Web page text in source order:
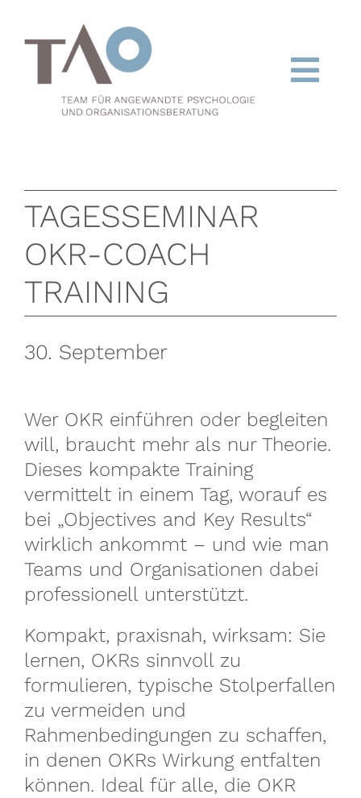
Inhalt
springen
Coaching/Supervision
TAO-Dialoge
Team
Termine
Fachbeiträge
TAGESSEMINAR
OKR-COACH
TRAINING
30. September
Wer OKR einführen oder begleiten
will, braucht mehr als nur Theorie.
Dieses kompakte Training
vermittelt in einem Tag, worauf es
bei „Objectives and Key Results“
wirklich ankommt – und wie man
Teams und Organisationen dabei
professionell unterstützt.
Kompakt, praxisnah, wirksam: Sie
lernen, OKRs sinnvoll zu
formulieren, typische Stolperfallen
zu vermeiden und
Rahmenbedingungen zu schaffen,
in denen OKRs Wirkung entfalten
können. Ideal für alle, die OKR